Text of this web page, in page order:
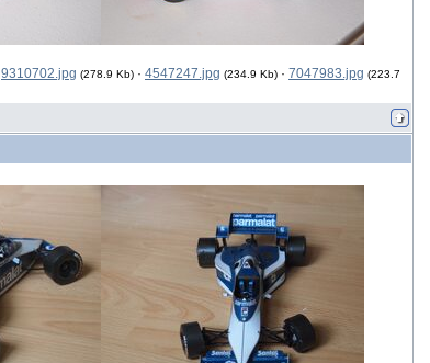
9310702.jpg (278.9 Kb) · 4547247.jpg (234.9 Kb) · 7047983.jpg (223.7